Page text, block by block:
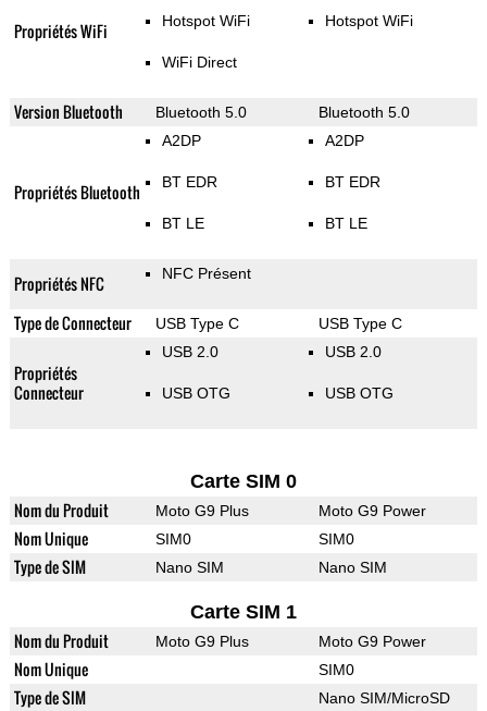
Propriétés WiFi Hotspot WiFi
WiFi Direct
Hotspot WiFi
Version Bluetooth Bluetooth 5.0 Bluetooth 5.0
Propriétés Bluetooth
A2DP
BT EDR
BT LE
A2DP
BT EDR
BT LE
Propriétés NFC NFC Présent
Type de Connecteur USB Type C USB Type C
Propriétés
Connecteur
USB 2.0
USB OTG
USB 2.0
USB OTG
Carte SIM 0
Nom du Produit Moto G9 Plus Moto G9 Power
Nom Unique SIM0 SIM0
Type de SIM Nano SIM Nano SIM
Carte SIM 1
Nom du Produit Moto G9 Plus Moto G9 Power
Nom Unique SIM0
Type de SIM Nano SIM/MicroSD